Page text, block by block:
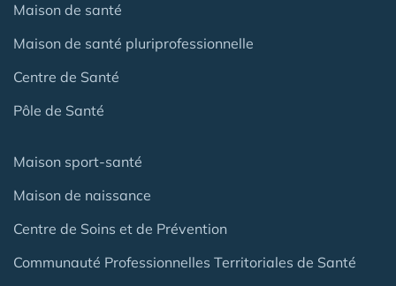
Maison de santé
Maison de santé pluriprofessionnelle
Centre de Santé
Pôle de Santé
Maison sport-santé
Maison de naissance
Centre de Soins et de Prévention
Communauté Professionnelles Territoriales de Santé